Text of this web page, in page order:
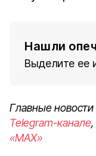
Нашли
Выделите ее
Главные
Telegram-канале,
«MAX»